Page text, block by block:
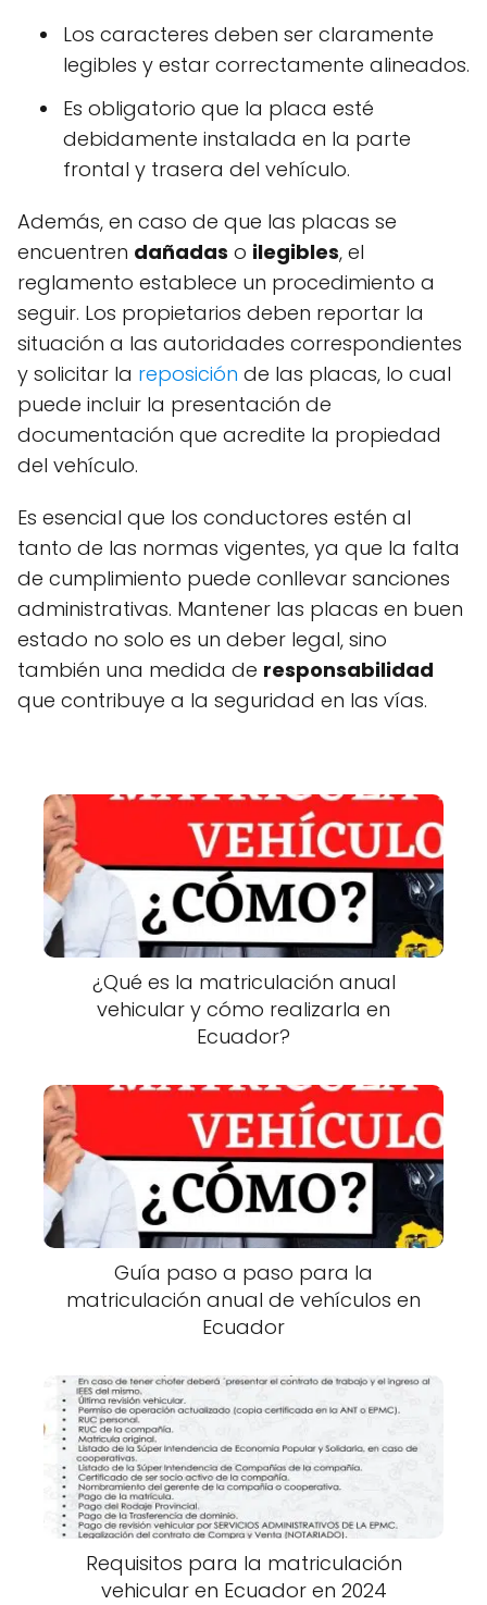
Los caracteres deben ser claramente
legibles y estar correctamente alineados.
Es obligatorio que la placa esté
debidamente instalada en la parte
frontal y trasera del vehículo.
Además, en caso de que las placas se
encuentren dañadas o ilegibles, el
reglamento establece un procedimiento a
seguir. Los propietarios deben reportar la
situación a las autoridades correspondientes
y solicitar la reposición de las placas, lo cual
puede incluir la presentación de
documentación que acredite la propiedad
del vehículo.
Es esencial que los conductores estén al
tanto de las normas vigentes, ya que la falta
de cumplimiento puede conllevar sanciones
administrativas. Mantener las placas en buen
estado no solo es un deber legal, sino
también una medida de responsabilidad
que contribuye a la seguridad en las vías.
¿Qué es la matriculación anual
vehicular y cómo realizarla en
Ecuador?
Guía paso a paso para la
matriculación anual de vehículos en
Ecuador
Requisitos para la matriculación
vehicular en Ecuador en 2024